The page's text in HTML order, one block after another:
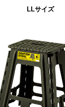
LLサイズ